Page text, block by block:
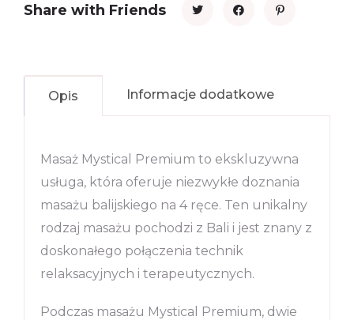
Share with Friends
Opis Informacje dodatkowe
Masaż Mystical Premium to ekskluzywna
usługa, która oferuje niezwykłe doznania
masażu balijskiego na 4 ręce. Ten unikalny
rodzaj masażu pochodzi z Bali i jest znany z
doskonałego połączenia technik
relaksacyjnych i terapeutycznych.
Podczas masażu Mystical Premium, dwie